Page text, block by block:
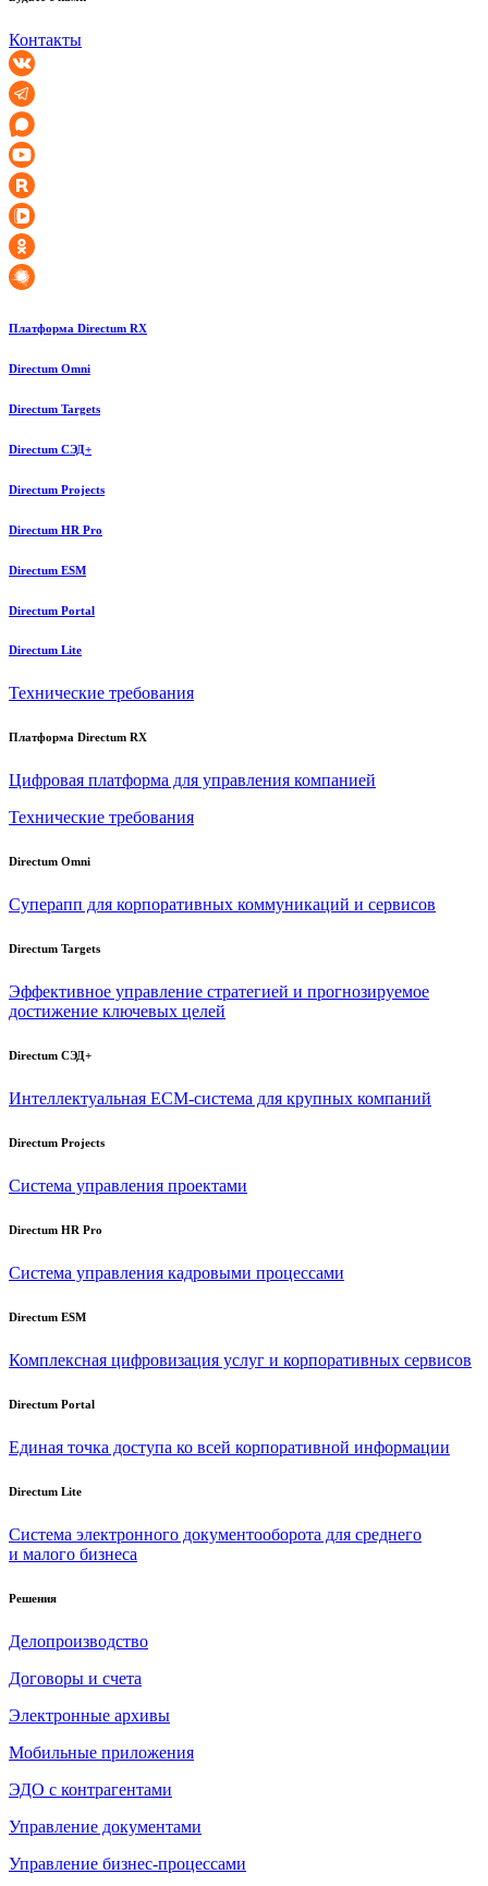
Контакты
Платформа Directum RX
Directum Omni
Directum Targets
Directum СЭД+
Directum Projects
Directum HR Pro
Directum ESM
Directum Portal
Directum Lite
Технические требования
Платформа Directum RX
Цифровая платформа для управления компанией
Технические требования
Directum Omni
Суперапп для корпоративных коммуникаций и сервисов
Directum Targets
Эффективное управление стратегией и прогнозируемое
достижение ключевых целей
Directum СЭД+
Интеллектуальная ECM-система для крупных компаний
Directum Projects
Система управления проектами
Directum HR Pro
Система управления кадровыми процессами
Directum ESM
Комплексная цифровизация услуг и корпоративных сервисов
Directum Portal
Единая точка доступа ко всей корпоративной информации
Directum Lite
Система электронного документооборота для среднего
и малого бизнеса
Решения
Делопроизводство
Договоры и счета
Электронные архивы
Мобильные приложения
ЭДО с контрагентами
Управление документами
Управление бизнес-процессами